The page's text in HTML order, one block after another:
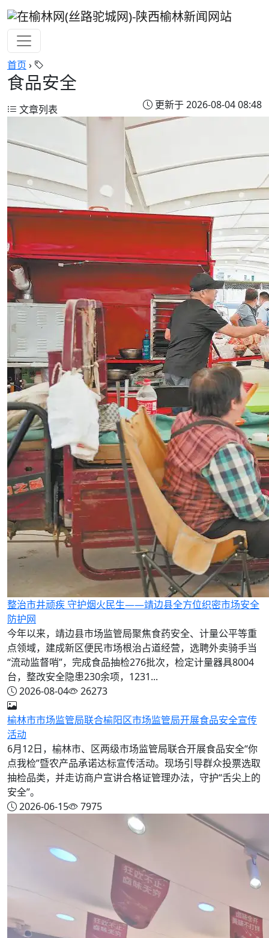
首页 ›
食品安全
更新于 2026-08-04 08:48
文章列表
整治市井顽疾 守护烟火民生——靖边县全方位织密市场安全
防护网
今年以来，靖边县市场监管局聚焦食药安全、计量公平等重
点领域，建成新区便民市场根治占道经营，选聘外卖骑手当
“流动监督哨”，完成食品抽检276批次，检定计量器具8004
台，整改安全隐患230余项，1231...
2026-08-04
26273
榆林市市场监管局联合榆阳区市场监管局开展食品安全宣传
活动
6月12日，榆林市、区两级市场监管局联合开展食品安全“你
点我检”暨农产品承诺达标宣传活动。现场引导群众投票选取
抽检品类，并走访商户宣讲合格证管理办法，守护“舌尖上的
安全”。
2026-06-15
7975